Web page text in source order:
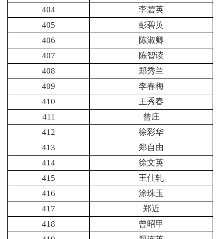
404
李碧英
405
彭碧英
406
陈淑卿
407
陈智读
408
郑秀兰
409
李春梅
410
王秀春
411
曾庄
412
徐彩华
413
郑自由
414
徐文英
415
王仕轧
416
涂珠玉
417
郑近
418
曾昭甲